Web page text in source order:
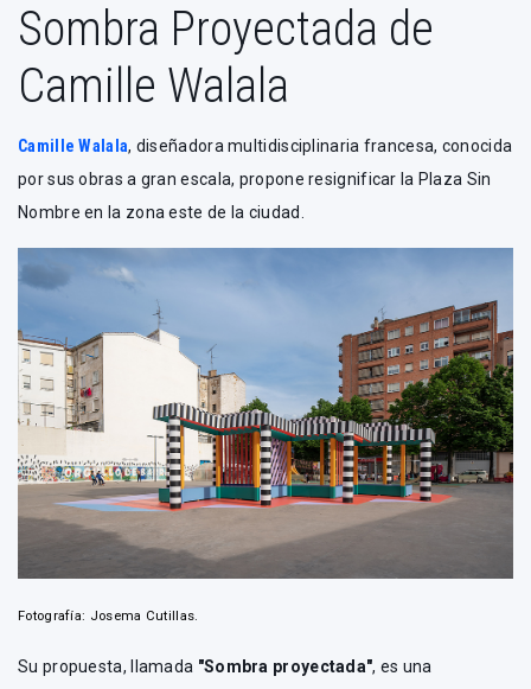
Sombra Proyectada de
Camille Walala
Camille Walala, diseñadora multidisciplinaria francesa, conocida
por sus obras a gran escala, propone resignificar la Plaza Sin
Nombre en la zona este de la ciudad.
Fotografía: Josema Cutillas.
Su propuesta, llamada "Sombra proyectada", es una